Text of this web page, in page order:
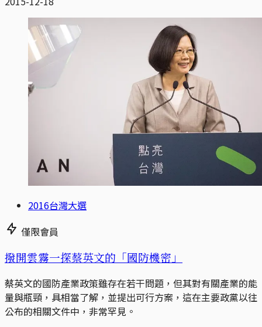
2016台灣大選
僅限會員
撥開雲霧一探蔡英文的「國防機密」
蔡英文的國防產業政策雖存在若干問題，但其對有關產業的能
量與瓶頸，具相當了解，並提出可行方案，這在主要政黨以往
公布的相關文件中，非常罕見。